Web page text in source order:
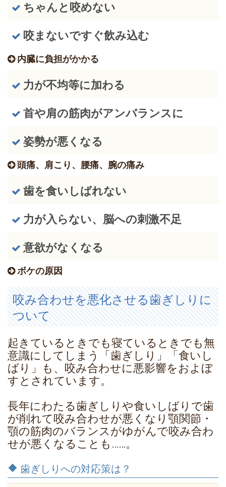
ちゃんと咬めない
咬まないですぐ飲み込む
内臓に負担がかかる
力が不均等に加わる
首や肩の筋肉がアンバランスに
姿勢が悪くなる
頭痛、肩こり、腰痛、腕の痛み
歯を食いしばれない
力が入らない、脳への刺激不足
意欲がなくなる
ボケの原因
咬み合わせを悪化させる歯ぎしりに
ついて
起きているときでも寝ているときでも無
意識にしてしまう「歯ぎしり」「食いし
ばり」も、咬み合わせに悪影響をおよぼ
すとされています。
長年にわたる歯ぎしりや食いしばりで歯
が削れて咬み合わせが悪くなり顎関節・
顎の筋肉のバランスがゆがんで咬み合わ
せが悪くなることも……。
歯ぎしりへの対応策は？